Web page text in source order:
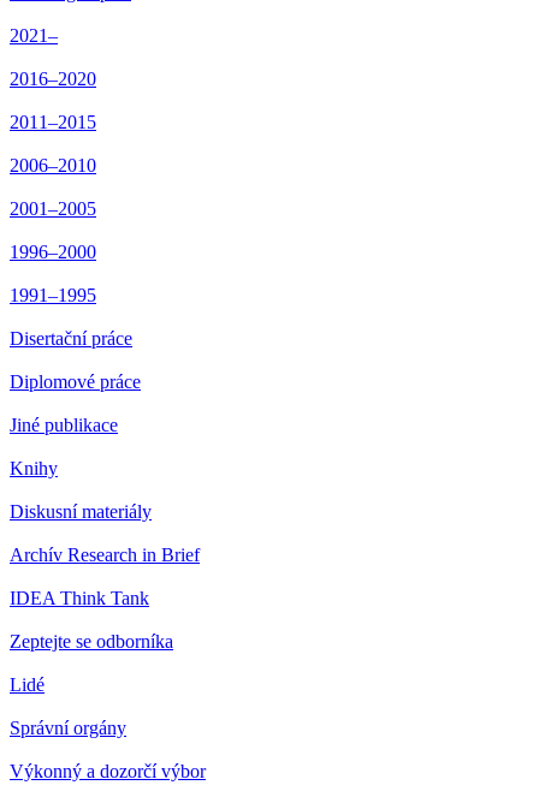
2021–
2016–2020
2011–2015
2006–2010
2001–2005
1996–2000
1991–1995
Disertační práce
Diplomové práce
Jiné publikace
Knihy
Diskusní materiály
Archív Research in Brief
IDEA Think Tank
Zeptejte se odborníka
Lidé
Správní orgány
Výkonný a dozorčí výbor